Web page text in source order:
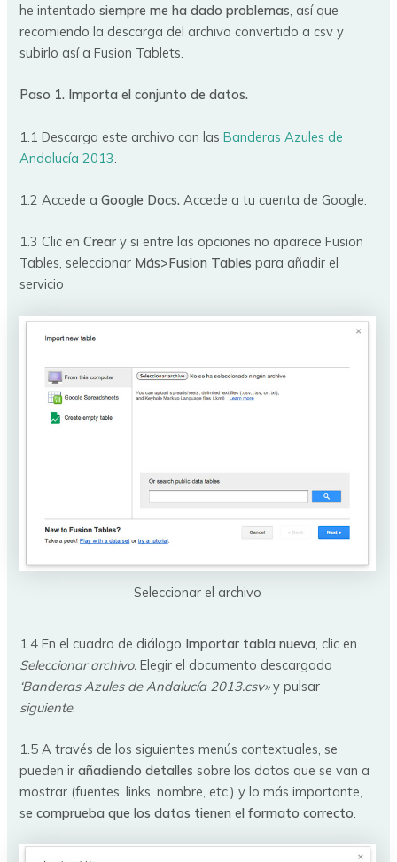
he intentadosiempre me ha dado problemas, así que
recomiendo la descarga del archivo convertido a csv y
subirlo así a Fusion Tablets.
Paso 1. Importa el conjunto de datos.
1.1 Descarga este archivo con lasBanderas Azules de
Andalucía 2013
1.2 Accede aGoogle Docs. Accede a tu cuenta de Google.
1.3 Clic enCrear y si entre las opciones no aparece Fusion
Tables, seleccionar Más>Fusion Tables para añadir el
servicio
Seleccionar el archivo
1.4 En el cuadro de diálogo Importar tabla nueva , clic en
Seleccionar archivo. Elegir el documento descargado
‘Banderas Azules de Andalucía 2013.csv»y pulsar
siguiente.
1.5 A través de los siguientes menús contextuales, se
pueden ir añadiendo detalles sobre los datos que se van a
mostrar (fuentes, links, nombre, etc.) y lo más importante,
se comprueba que los datos tienen el formato correcto.